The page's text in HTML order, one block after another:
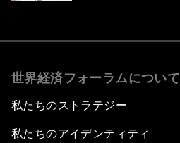
世界経済フォーラムについて
私たちのストラテジー
私たちのアイデンティティ